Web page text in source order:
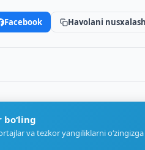
Facebook Havolani nusxalash
va tezkor yangiliklarni